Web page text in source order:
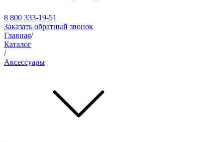
8 800 333-19-51
Заказать обратный звонок
Главная/
Каталог
/
Аксессуары